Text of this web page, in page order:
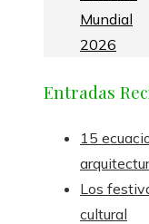
Mundial
2026
Entradas
15
Los
cultural